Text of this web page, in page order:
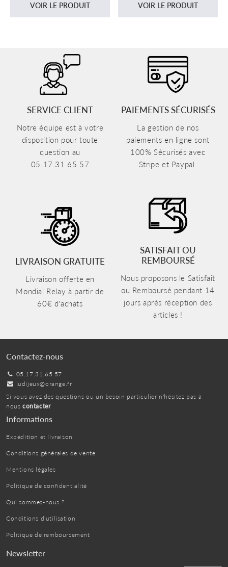
VOIR LE PRODUIT VOIR LE PRODUIT
SERVICE CLIENT
Notre équipe est à votre
disposition pour toute
question au
05.17.31.65.57
PAIEMENTS SÉCURISÉS
La gestion de nos
paiements en ligne sont
100% Sécurisés avec
Stripe et Paypal.
LIVRAISON GRATUITE
Livraison offerte en
Mondial Relay à partir de
60€ d'achats
SATISFAIT OU
REMBOURSÉ
Nous proposons le Satisfait
ou Remboursé pendant 14
jours après réception des
articles !
Contactez-nous
05.17.31.65.57
ludijeux@orange.fr
Si vous avez des questions ou un besoin particulier n'hésitez pas à
nous contacter
Informations
Expédition et livraison
Conditions générales de vente
Mentions légales
Politique de confidentialité
Qui sommes-nous ?
Conditions d'utilisation
Politique de remboursement
Newsletter